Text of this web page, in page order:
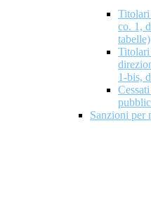
co. 1,
tabelle)
1-bis,
Sanzioni per